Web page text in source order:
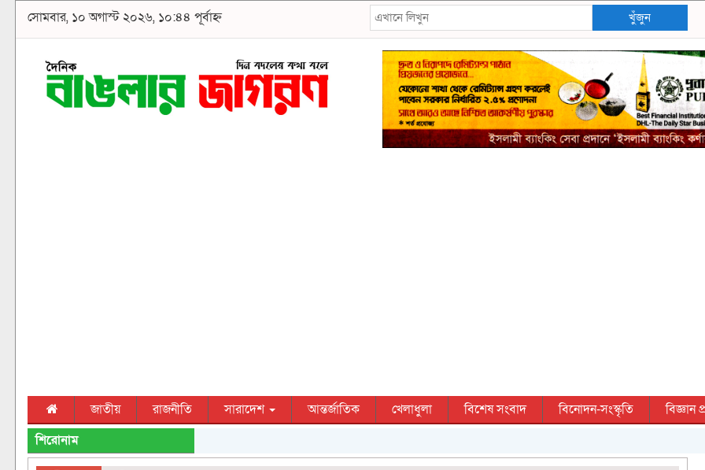
সোমবার, ১০ অগাস্ট ২০২৬, ১০:৪৪ পূর্বাহ্ন খুঁজুন
জাতীয় রাজনীতি সারাদেশ আন্তর্জাতিক খেলাধুলা বিশেষ সংবাদ বিনোদন-সংস্কৃতি বিজ্ঞান
শিরোনাম